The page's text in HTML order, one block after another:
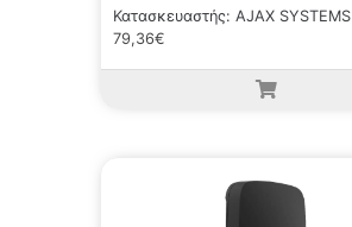
Κατασκευαστής: AJAX SYSTEMS
79,36€